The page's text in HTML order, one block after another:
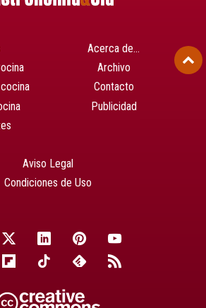
Acerca de…
Archivo
Contacto
Publicidad
Aviso Legal
Condiciones de Uso